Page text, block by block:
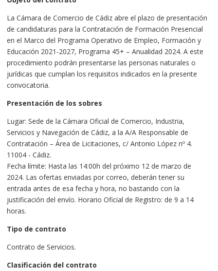
La Cámara de Comercio de Cádiz abre el plazo de presentación
de candidaturas para la Contratación de Formación Presencial
en el Marco del Programa Operativo de Empleo, Formación y
Educación 2021-2027, Programa 45+ – Anualidad 2024. A este
procedimiento podrán presentarse las personas naturales o
jurídicas que cumplan los requisitos indicados en la presente
convocatoria.
Presentación de los sobres
Lugar: Sede de la Cámara Oficial de Comercio, Industria,
Servicios y Navegación de Cádiz, a la A/A Responsable de
Contratación – Área de Licitaciones, c/ Antonio López nº 4.
11004 - Cádiz.
Fecha límite: Hasta las 14:00h del próximo 12 de marzo de
2024. Las ofertas enviadas por correo, deberán tener su
entrada antes de esa fecha y hora, no bastando con la
justificación del envío. Horario Oficial de Registro: de 9 a 14
horas.
Tipo de contrato
Contrato de Servicios.
Clasificación del contrato